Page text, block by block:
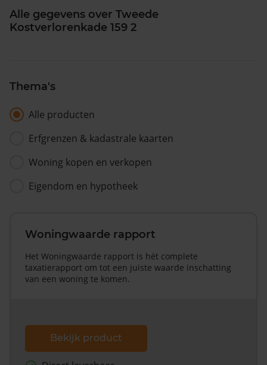
Alle gegevens over Tweede
Kostverlorenkade 159 2
Thema's
Alle producten
Erfgrenzen & kadastrale kaarten
Woning kopen en verkopen
Eigendom en hypotheek
Woningwaarde rapport
Het Woningwaarde rapport is hét complete
taxatierapport om tot een juiste waarde inschatting
van een woning te komen.
Bekijk product